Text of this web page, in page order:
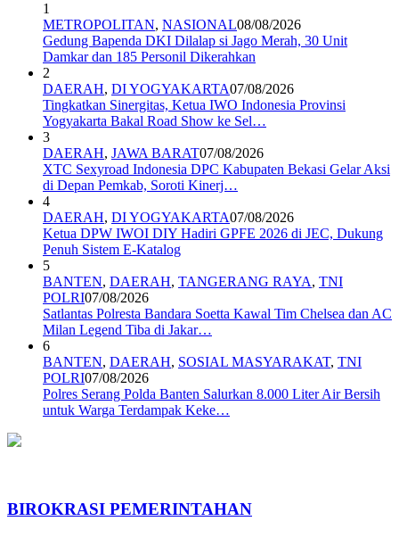
1
METROPOLITAN, NASIONAL08/08/2026
Gedung Bapenda DKI Dilalap si Jago Merah, 30 Unit
Damkar dan 185 Personil Dikerahkan
2
DAERAH, DI YOGYAKARTA07/08/2026
Tingkatkan Sinergitas, Ketua IWO Indonesia Provinsi
Yogyakarta Bakal Road Show ke Sel…
3
DAERAH, JAWA BARAT07/08/2026
XTC Sexyroad Indonesia DPC Kabupaten Bekasi Gelar Aksi
di Depan Pemkab, Soroti Kinerj…
4
DAERAH, DI YOGYAKARTA07/08/2026
Ketua DPW IWOI DIY Hadiri GPFE 2026 di JEC, Dukung
Penuh Sistem E-Katalog
5
BANTEN, DAERAH, TANGERANG RAYA, TNI
POLRI07/08/2026
Satlantas Polresta Bandara Soetta Kawal Tim Chelsea dan AC
Milan Legend Tiba di Jakar…
6
BANTEN, DAERAH, SOSIAL MASYARAKAT, TNI
POLRI07/08/2026
Polres Serang Polda Banten Salurkan 8.000 Liter Air Bersih
untuk Warga Terdampak Keke…
BIROKRASI PEMERINTAHAN